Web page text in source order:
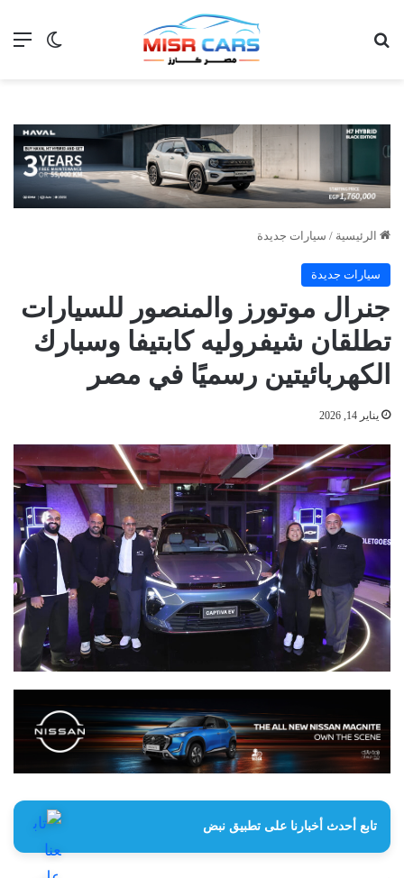
الوضع
الرئيسية / سيارات جديدة
سيارات جديدة
جنرال موتورز والمنصور للسيارات
تطلقان شيفروليه كابتيفا وسبارك
الكهربائيتين رسميًا في مصر
يناير 14, 2026
تابع أحدث أخبارنا على تطبيق نبض